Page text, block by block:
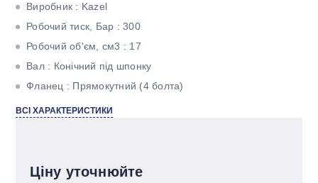
Виробник : Kazel
Робочий тиск, Бар : 300
Робочий об'єм, см3 : 17
Вал : Конічний під шпонку
Фланец : Прямокутний (4 болта)
Кількість потоків : Однопоточний
ВСІ ХАРАКТЕРИСТИКИ
Ціну уточнюйте